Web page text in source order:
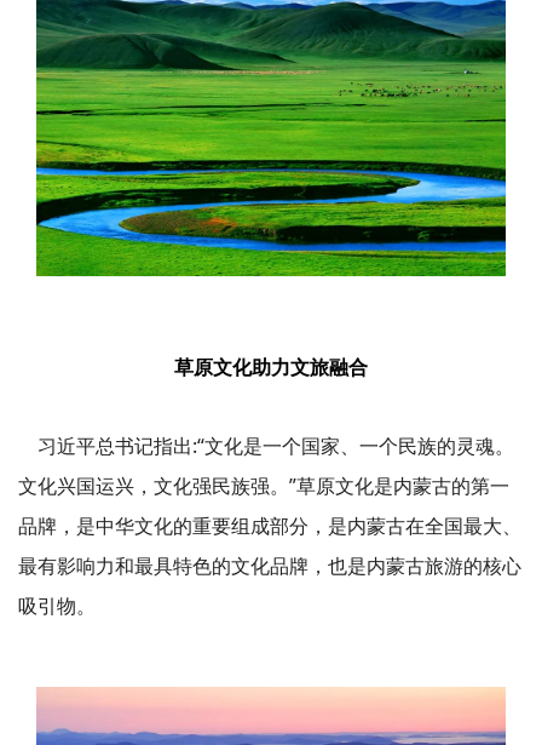
草原文化助力文旅融合
习近平总书记指出:“文化是一个国家、一个民族的灵魂。
文化兴国运兴，文化强民族强。”草原文化是内蒙古的第一
品牌，是中华文化的重要组成部分，是内蒙古在全国最大、
最有影响力和最具特色的文化品牌，也是内蒙古旅游的核心
吸引物。